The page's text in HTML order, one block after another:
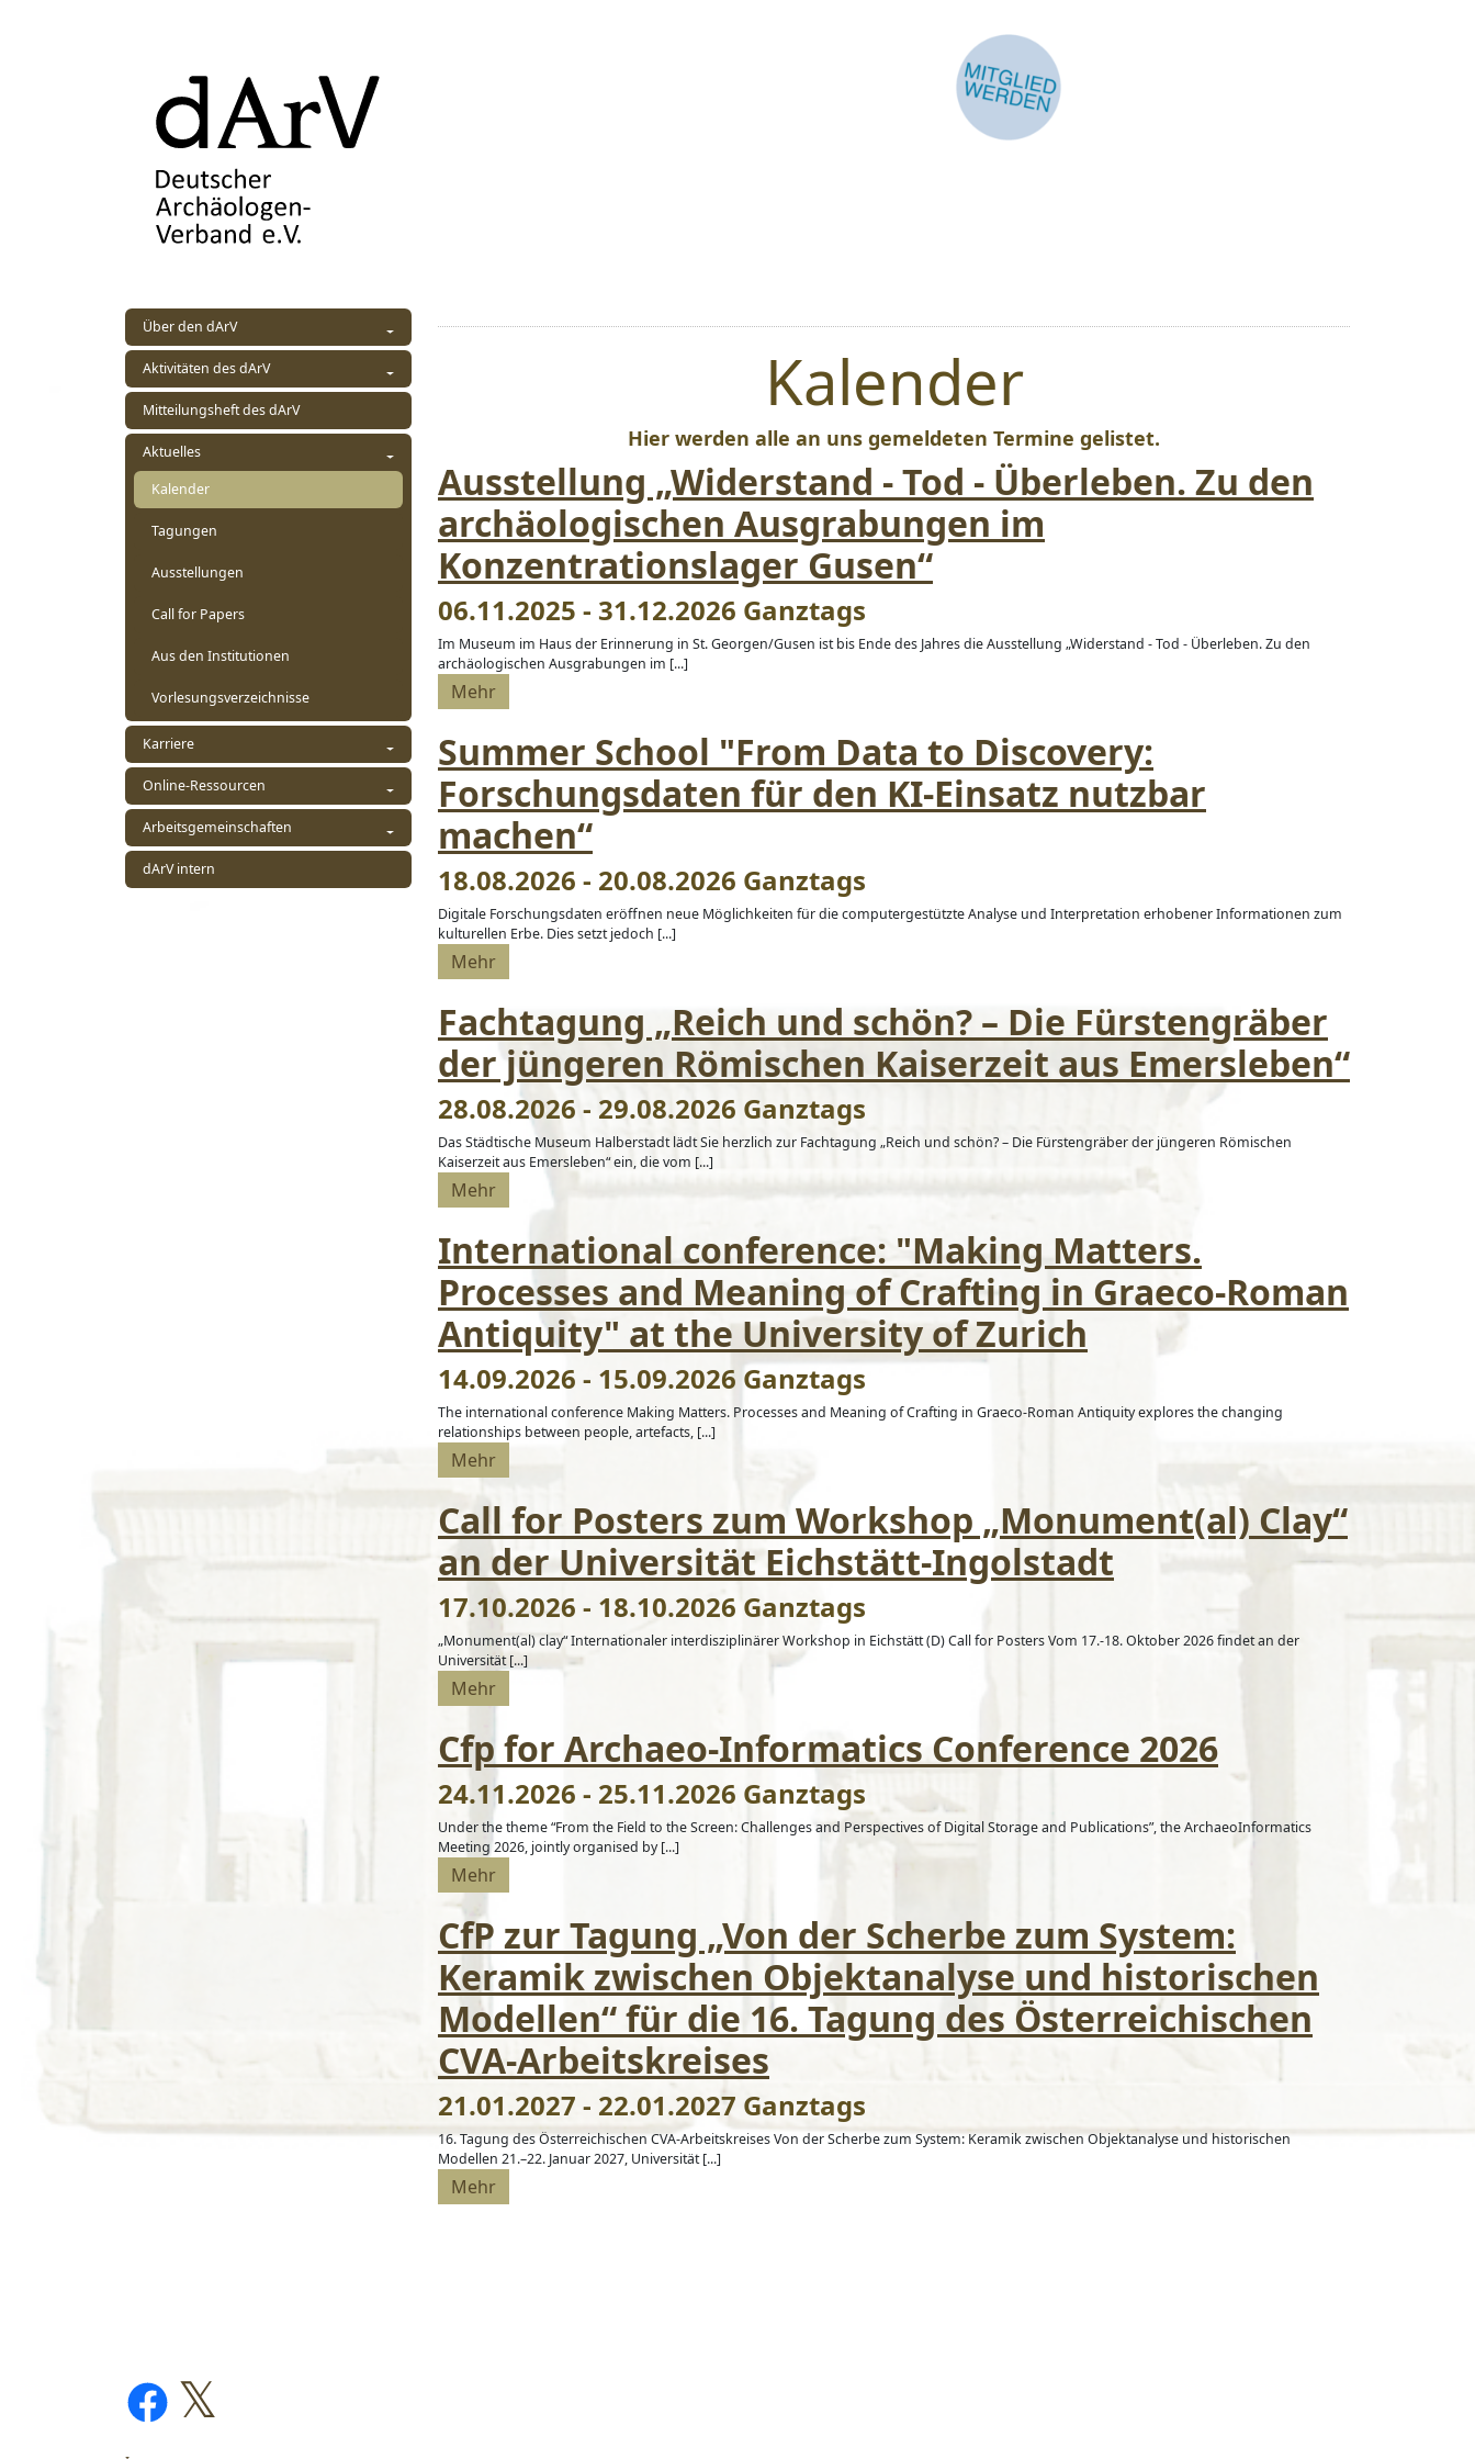
Über den dArV
Aktivitäten des dArV
Mitteilungsheft des dArV
Aktuelles
Kalender
Tagungen
Ausstellungen
Call for Papers
Aus den Institutionen
Vorlesungsverzeichnisse
Karriere
Online-Ressourcen
Arbeitsgemeinschaften
dArV intern
Kalender
Hier werden alle an uns gemeldeten Termine gelistet.
Ausstellung „Widerstand - Tod - Überleben. Zu den
archäologischen Ausgrabungen im
Konzentrationslager Gusen“
06.11.2025 - 31.12.2026 Ganztags
Im Museum im Haus der Erinnerung in St. Georgen/Gusen ist bis Ende des Jahres die Ausstellung „Widerstand - Tod - Überleben. Zu den
archäologischen Ausgrabungen im [...]
Mehr
Summer School "From Data to Discovery:
Forschungsdaten für den KI-Einsatz nutzbar
machen“
18.08.2026 - 20.08.2026 Ganztags
Digitale Forschungsdaten eröffnen neue Möglichkeiten für die computergestützte Analyse und Interpretation erhobener Informationen zum
kulturellen Erbe. Dies setzt jedoch [...]
Mehr
Fachtagung „Reich und schön? – Die Fürstengräber
der jüngeren Römischen Kaiserzeit aus Emersleben“
28.08.2026 - 29.08.2026 Ganztags
Das Städtische Museum Halberstadt lädt Sie herzlich zur Fachtagung „Reich und schön? – Die Fürstengräber der jüngeren Römischen
Kaiserzeit aus Emersleben“ ein, die vom [...]
Mehr
International conference: "Making Matters.
Processes and Meaning of Crafting in Graeco-Roman
Antiquity" at the University of Zurich
14.09.2026 - 15.09.2026 Ganztags
The international conference Making Matters. Processes and Meaning of Crafting in Graeco-Roman Antiquity explores the changing
relationships between people, artefacts, [...]
Mehr
Call for Posters zum Workshop „Monument(al) Clay“
an der Universität Eichstätt-Ingolstadt
17.10.2026 - 18.10.2026 Ganztags
„Monument(al) clay“ Internationaler interdisziplinärer Workshop in Eichstätt (D) Call for Posters Vom 17.-18. Oktober 2026 findet an der
Universität [...]
Mehr
Cfp for Archaeo-Informatics Conference 2026
24.11.2026 - 25.11.2026 Ganztags
Under the theme “From the Field to the Screen: Challenges and Perspectives of Digital Storage and Publications”, the ArchaeoInformatics
Meeting 2026, jointly organised by [...]
Mehr
CfP zur Tagung „Von der Scherbe zum System:
Keramik zwischen Objektanalyse und historischen
Modellen“ für die 16. Tagung des Österreichischen
CVA-Arbeitskreises
21.01.2027 - 22.01.2027 Ganztags
16. Tagung des Österreichischen CVA-Arbeitskreises Von der Scherbe zum System: Keramik zwischen Objektanalyse und historischen
Modellen 21.–22. Januar 2027, Universität [...]
Mehr
𝕏